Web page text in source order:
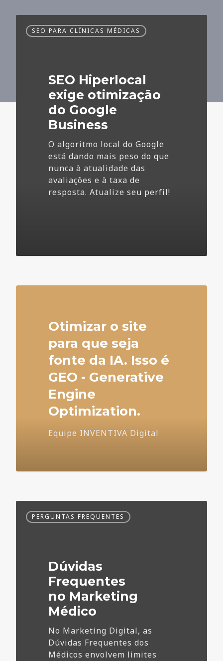
Hiperlocal
Business
SEO PARA CLÍNICAS MÉDICAS
SEO Hiperlocal
exige otimização
do Google
Business
O algoritmo local do Google
está dando mais peso do que
nunca à atualidade das
avaliações e à taxa de
resposta. Atualize seu perfil!
Otimizar o site
para que seja
fonte da IA. Isso é
GEO - Generative
Engine
Optimization.
Equipe INVENTIVA Digital
Frequentes
PERGUNTAS FREQUENTES
Dúvidas
Frequentes
no Marketing
Médico
No Marketing Digital, as
Dúvidas Frequentes dos
Médicos envolvem limites